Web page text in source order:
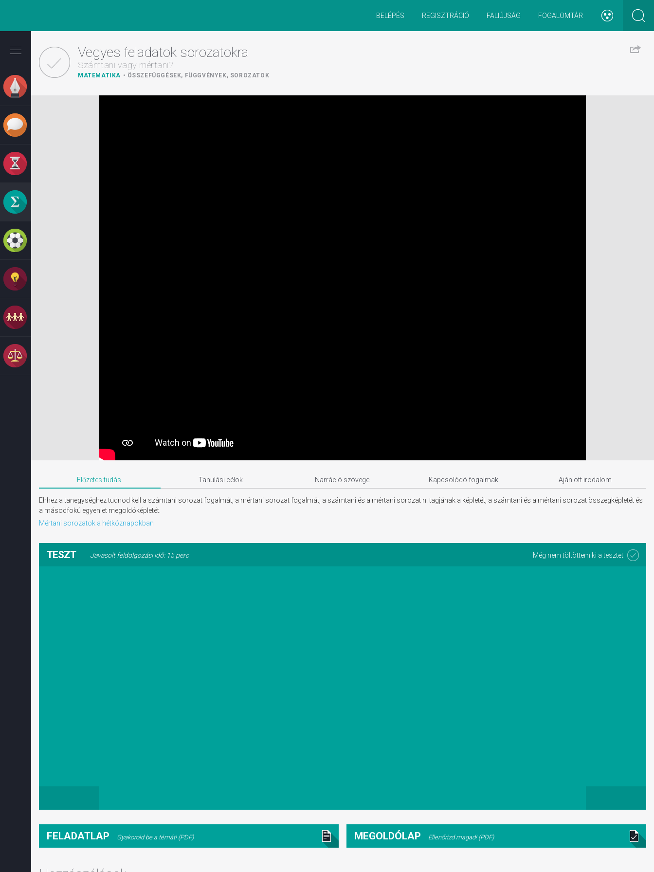
tartalomra
REGISZTRÁCIÓ FALIÚJSÁG FOGALOMTÁR
BELÉPÉS
Vegyes feladatok sorozatokra
Számtani vagy mértani?
MATEMATIKA ÖSSZEFÜGGÉSEK, FÜGGVÉNYEK, SOROZATOK
Előzetes tudás Tanulási célok Narráció szövege Kapcsolódó fogalmak Ajánlott irodalom
Ehhez a tanegységhez tudnod kell a számtani sorozat fogalmát, a mértani sorozat fogalmát, a számtani és a mértani sorozat n. tagjának a képletét, a számtani és a mértani sorozat összegképletét és
a másodfokú egyenlet megoldóképletét.
Mértani sorozatok a hétköznapokban
TESZT Javasolt feldolgozási idő: 15 perc Még nem töltöttem ki a tesztet
FELADATLAP Gyakorold be a témát! (PDF) MEGOLDÓLAP Ellenőrizd magad! (PDF)